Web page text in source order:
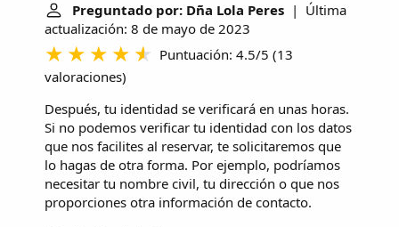
Preguntado por: Dña Lola Peres | Última
actualización: 8 de mayo de 2023
Puntuación: 4.5/5 (13
valoraciones)
Después, tu identidad se verificará en unas horas.
Si no podemos verificar tu identidad con los datos
que nos facilites al reservar, te solicitaremos que
lo hagas de otra forma. Por ejemplo, podríamos
necesitar tu nombre civil, tu dirección o que nos
proporciones otra información de contacto.